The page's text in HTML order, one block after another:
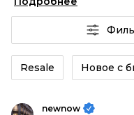
аутентификация
селлеров OSKELLY с
Ваш стиль не ждет, и
или PRADA Женское
заказывайте на сайте
целой экосистемой
Resale Новое с
newnow